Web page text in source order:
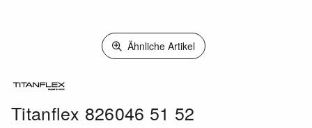
Ähnliche Artikel
Titanflex 826046 51 52